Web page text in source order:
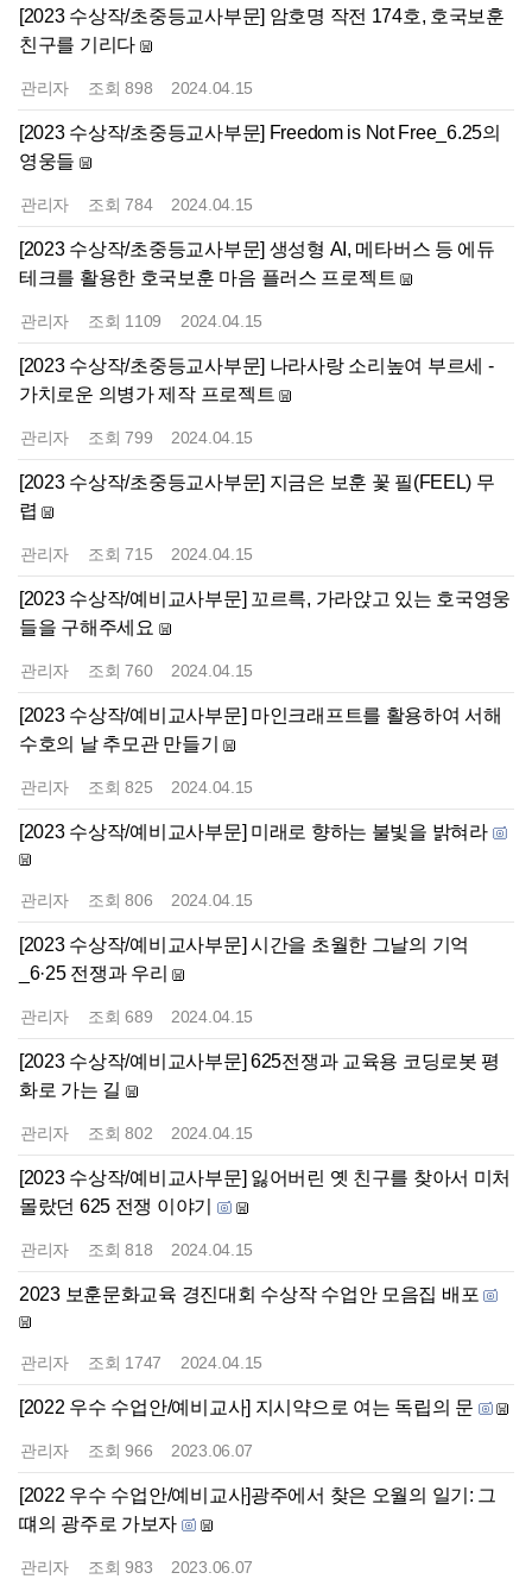
[2023 수상작/초중등교사부문] 암호명 작전 174호, 호국보훈
친구를 기리다
관리자 조회898 2024.04.15
[2023 수상작/초중등교사부문] Freedom is Not Free_6.25의
영웅들
관리자 조회784 2024.04.15
[2023 수상작/초중등교사부문] 생성형 AI, 메타버스 등 에듀
테크를 활용한 호국보훈 마음 플러스 프로젝트
관리자 조회 1109 2024.04.15
[2023 수상작/초중등교사부문] 나라사랑 소리높여 부르세 -
가치로운 의병가 제작 프로젝트
관리자 조회799 2024.04.15
[2023 수상작/초중등교사부문] 지금은 보훈 꽃 필(FEEL) 무
렵
관리자 조회715 2024.04.15
[2023 수상작/예비교사부문] 꼬르륵, 가라앉고 있는 호국영웅
들을 구해주세요
관리자 조회760 2024.04.15
[2023 수상작/예비교사부문] 마인크래프트를 활용하여 서해
수호의 날 추모관 만들기
관리자 조회825 2024.04.15
[2023 수상작/예비교사부문] 미래로 향하는 불빛을 밝혀라
관리자 조회806 2024.04.15
[2023 수상작/예비교사부문] 시간을 초월한 그날의 기억
_6·25 전쟁과 우리
관리자 조회689 2024.04.15
[2023 수상작/예비교사부문] 625전쟁과 교육용 코딩로봇 평
화로 가는 길
관리자 조회802 2024.04.15
[2023 수상작/예비교사부문] 잃어버린 옛 친구를 찾아서 미처
몰랐던 625 전쟁 이야기
관리자 조회818 2024.04.15
2023 보훈문화교육 경진대회 수상작 수업안 모음집 배포
관리자 조회 1747 2024.04.15
[2022 우수 수업안/예비교사] 지시약으로 여는 독립의 문
관리자 조회966 2023.06.07
[2022 우수 수업안/예비교사]광주에서 찾은 오월의 일기: 그
떄의 광주로 가보자
관리자 조회983 2023.06.07